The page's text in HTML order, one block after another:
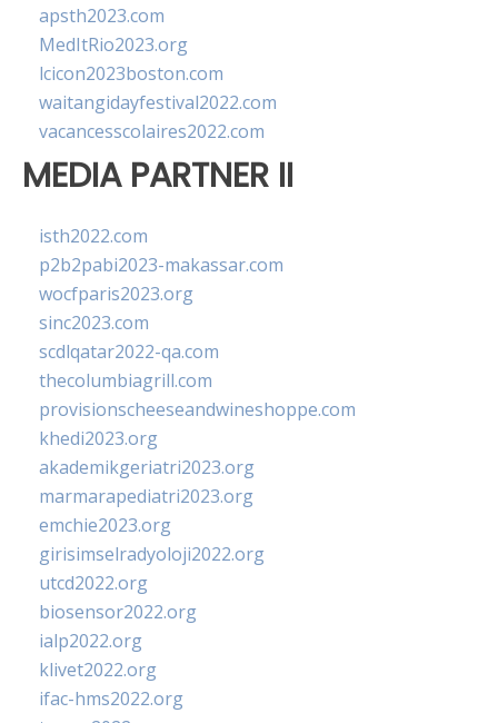
apsth2023.com
MedItRio2023.org
lcicon2023boston.com
waitangidayfestival2022.com
vacancesscolaires2022.com
MEDIA PARTNER II
isth2022.com
p2b2pabi2023-makassar.com
wocfparis2023.org
sinc2023.com
scdlqatar2022-qa.com
thecolumbiagrill.com
provisionscheeseandwineshoppe.com
khedi2023.org
akademikgeriatri2023.org
marmarapediatri2023.org
emchie2023.org
girisimselradyoloji2022.org
utcd2022.org
biosensor2022.org
ialp2022.org
klivet2022.org
ifac-hms2022.org